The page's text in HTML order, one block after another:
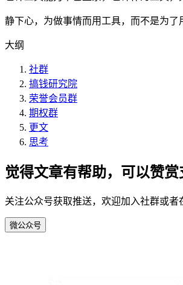
静下心，为做事情而用工具，而不是为了
大纲
社群
搞钱研究院
荣誉会员群
期权群
更文
思考
觉得文章有帮助，可以赞赏
关注公众号获取推送，欢迎加入社群或者
微公众号